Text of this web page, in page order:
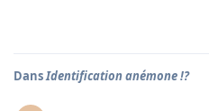
DansIdentification anémone !?